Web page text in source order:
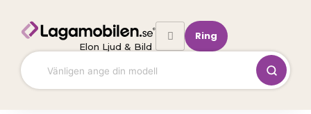
innehåll
Elon Ljud & Bild
Ring